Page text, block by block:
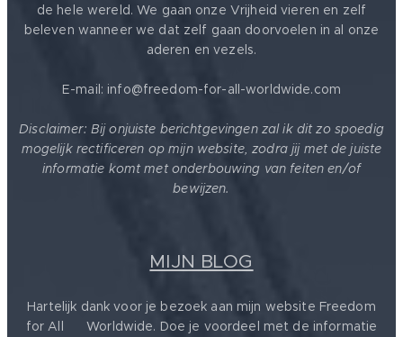
de hele wereld. We gaan onze Vrijheid vieren en zelf
beleven wanneer we dat zelf gaan doorvoelen in al onze
aderen en vezels.
E-mail: info@freedom-for-all-worldwide.com
Disclaimer: Bij onjuiste berichtgevingen zal ik dit zo spoedig
mogelijk rectificeren op mijn website, zodra jij met de juiste
informatie komt met onderbouwing van feiten en/of
bewijzen.
MIJN BLOG
Hartelijk dank voor je bezoek aan mijn website Freedom
for All ❤️ Worldwide. Doe je voordeel met de informatie